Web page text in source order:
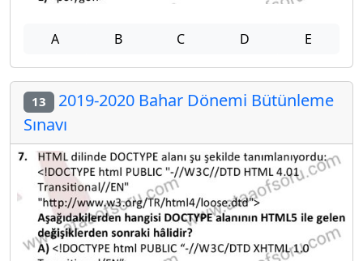
A B C D E
13 2019-2020 Bahar Dönemi Bütünleme
Sınavı